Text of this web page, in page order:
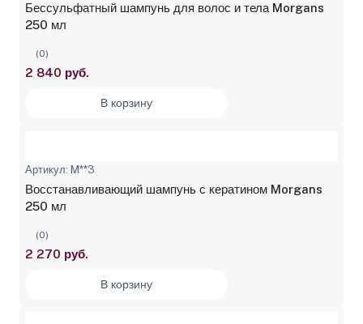
Бессульфатный шампунь для волос и тела Morgans
250 мл
(0)
2 840 руб.
В корзину
Артикул: M**3
Восстанавливающий шампунь с кератином Morgans
250 мл
(0)
2 270 руб.
В корзину